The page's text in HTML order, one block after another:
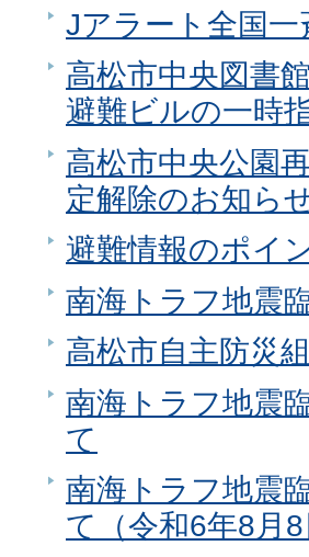
Jアラート全国
高松市中央図書
避難ビルの一時
高松市中央公園
定解除のお知ら
避難情報のポイ
南海トラフ地震
高松市自主防災
南海トラフ地震
て
南海トラフ地震
て（令和6年8月